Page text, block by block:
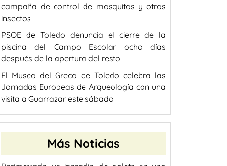
campaña de control de mosquitos y otros
insectos
PSOE de Toledo denuncia el cierre de la
piscina del Campo Escolar ocho días
después de la apertura del resto
El Museo del Greco de Toledo celebra las
Jornadas Europeas de Arqueología con una
visita a Guarrazar este sábado
Más Noticias